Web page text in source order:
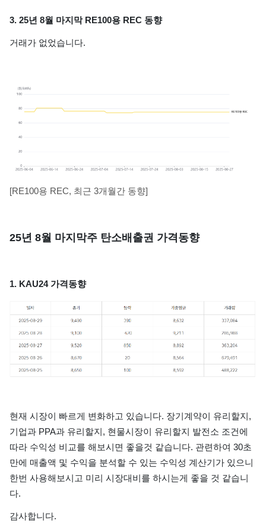
3. 25년 8월 마지막 RE100용 REC 동향
거래가 없었습니다.
[RE100용 REC, 최근 3개월간 동향]
25년 8월 마지막주 탄소배출권 가격동향
1. KAU24 가격동향
현재 시장이 빠르게 변화하고 있습니다. 장기계약이 유리할지,
기업과 PPA과 유리할지, 현물시장이 유리할지 발전소 조건에
따라 수익성 비교를 해보시면 좋을것 같습니다. 관련하여 30초
만에 매출액 및 수익을 분석할 수 있는 수익성 계산기가 있으니
한번 사용해보시고 미리 시장대비를 하시는게 좋을 것 같습니
다.
감사합니다.